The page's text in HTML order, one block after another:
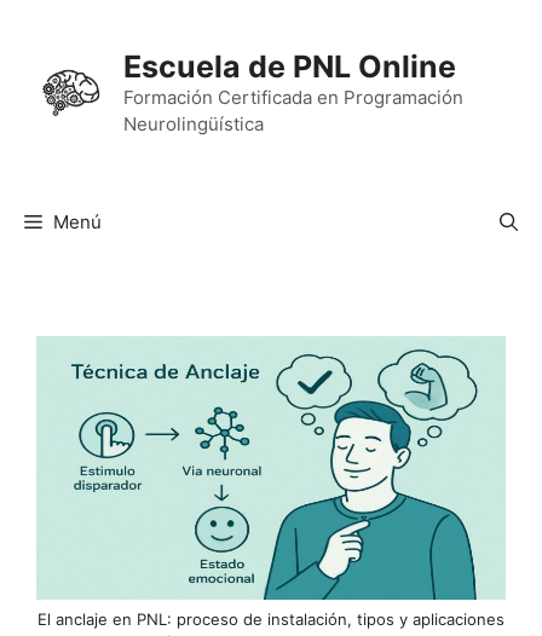
contenido
Escuela de PNL Online
Formación Certificada en Programación
Neurolingüística
Menú
El anclaje en PNL: proceso de instalación, tipos y aplicaciones